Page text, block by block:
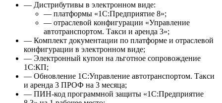
— Дистрибутивы в электронном виде:
— платформы «1С:Предприятие 8»;
— отраслевой конфигурации «Управление
автотранспортом. Такси и аренда 3»;
— Комплект документации по платформе и отраслевой
конфигурации в электронном виде;
— Электронный купон на льготное сопровождение
1С:КП;
— Обновление 1С:Управление автотранспортом. Такси
и аренда 3 ПРОФ на 3 месяца;
— ПИН-код программной защиты «1С:Предприятие